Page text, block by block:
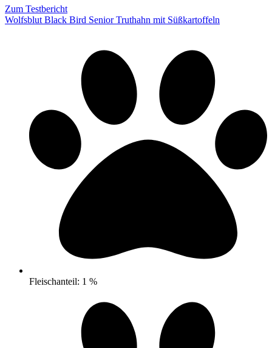
Zum Testbericht
Wolfsblut Black Bird Senior Truthahn mit Süßkartoffeln
Fleischanteil: 1 %